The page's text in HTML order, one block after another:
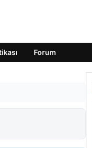
Forum